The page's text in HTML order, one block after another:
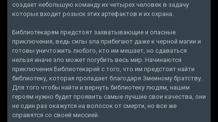
создает небольшую команду их четырех человек в задачу
которых входит розыск этих артефактов и их охрана.
Библиотекарям предстоят захватывающие и опасные
приключения, ведь силы зла прибегают даже к черной магии и
готовы уничтожить любого, кто им мешает, но сдаваться
нельзя иначе зло может погубить весь мир. Начинаются
приключения Библиотекарей с того, что им предстоит найти
библиотеку, которая пропадает благодаря Змеиному братству.
Для того чтобы найти и вернуть библиотеку людям, нашим
героям нужно будет проявить самые лучшие свои качества, они
не один раз окажутся на волосок от смерти, но все же
справятся со своей миссией.